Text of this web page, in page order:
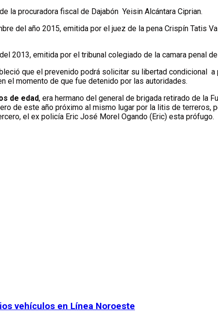
la procuradora fiscal de Dajabón Yeisin Alcántara Ciprian.
del año 2015, emitida por el juez de la pena Crispín Tatis
2013, emitida por el tribunal colegiado de la camara penal
que el prevenido podrá solicitar su libertad condicional
el momento de que fue detenido por las autoridades.
de edad, era hermano del general de brigada retirado de la
de este año próximo al mismo lugar por la litis de
el ex policía Eric José Morel Ogando (Eric) esta prófugo.
vehículos en Línea Noroeste